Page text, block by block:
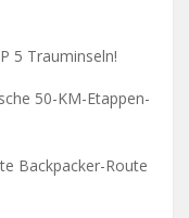
5 Trauminseln!
50-KM-Etappen-
Backpacker-Route